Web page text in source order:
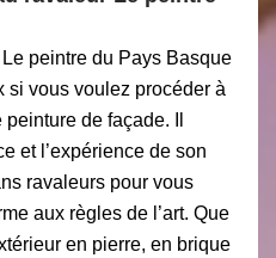
peintre du Pays Basque
si vous voulez procéder à
de façade. Il
et l’expérience de son
ravaleurs pour vous
aux règles de l’art. Que
en pierre, en brique